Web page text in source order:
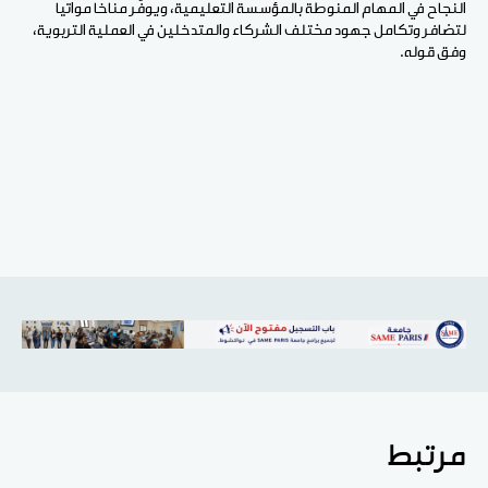
النجاح في المهام المنوطة بالمؤسسة التعليمية، ويوفّر مناخا مواتيا
لتضافر وتكامل جهود مختلف الشركاء والمتدخلين في العملية التربوية،
وفق قوله.
مرتبط